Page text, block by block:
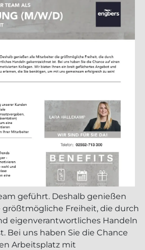
geführt. Deshalb genießen
größtmögliche Freiheit, die durch
eigenverantwortliches Handeln
Bei uns haben Sie die Chance
Arbeitsplatz mit